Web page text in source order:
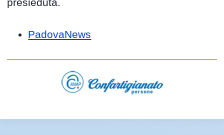
PadovaNews